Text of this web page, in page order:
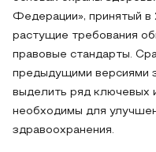
Федерации», принятый в
растущие требования
правовые стандарты.
предыдущими версиями
выделить ряд ключевых
необходимы для
здравоохранения.